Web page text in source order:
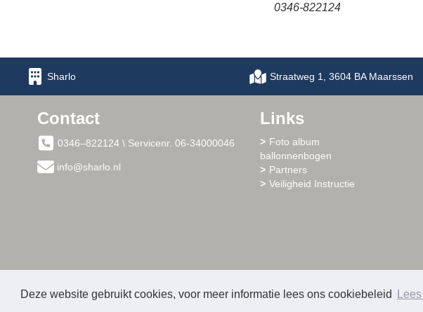
Deze website gebruikt cookies, voor meer informatie lees ons cookiebeleid
0346-822124
Sharlo Straatweg 1, 3604 BA Maarssen
Contact
0346–822124 \ Servicenr. 06-34000046
info@sharlo.nl
Links
Foto album
ballonnenbogen
Partners
Veiligheid Instructie